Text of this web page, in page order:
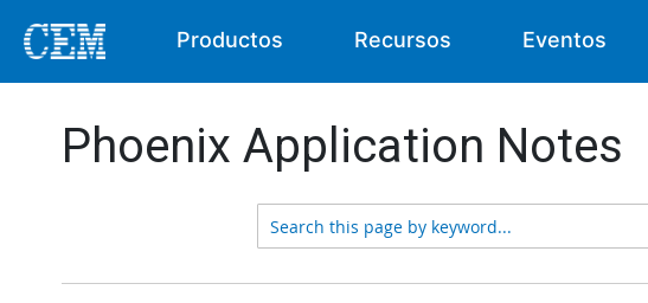
Productos Recursos Eventos
Phoenix Application Notes